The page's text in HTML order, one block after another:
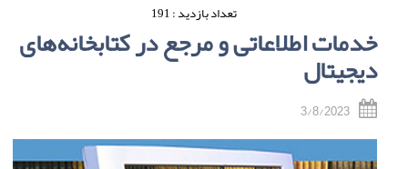
تعداد بازدید : 191
خدمات اطلاعاتی و مرجع در کتابخانه‌های
دیجیتال
3/8/2023